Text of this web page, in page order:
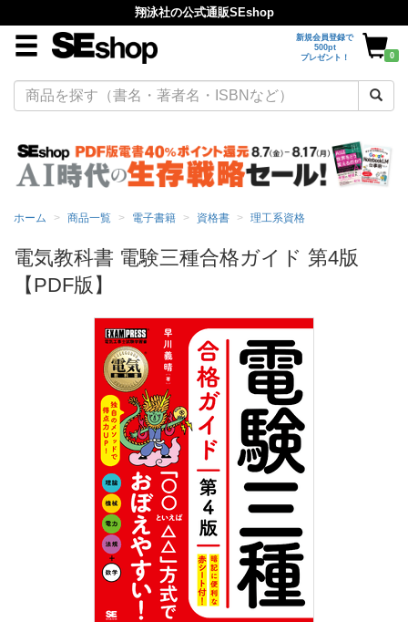
翔泳社の公式通販SEshop
新規会員登録で
500pt
プレゼント！
0
ホーム 商品一覧 電子書籍 資格書 理工系資格
電気教科書 電験三種合格ガイド 第4版
【PDF版】